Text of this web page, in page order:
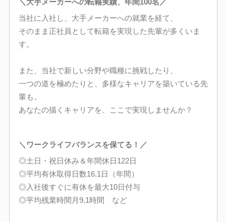
＼大手メーカーへの転籍実績、年間100名／
当社に入社し、大手メーカーへの就業を経て、
そのまま正社員として転籍を実現した先輩が多くいま
す。
また、当社で新しい分野や職種に挑戦したり、
一つの道を極めたりと、多様なキャリアを築いている先
輩も。
あなたの描くキャリアを、ここで実現しませんか？
＼ワークライフバランスを保てる！／
◎土日・祝日休み＆年間休日122日
◎平均有休取得日数16.1日（年間）
◎入社後すぐに有休を最大10日付与
◎平均残業時間月9.1時間 など